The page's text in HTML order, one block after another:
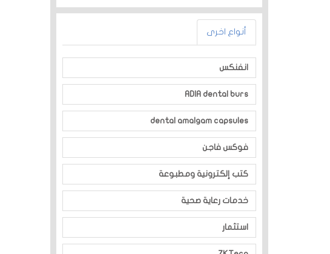
أنواع اخرى
انفنكس
ADIA dental burs
dental amalgam capsules
فوكس فاجن
كتب إلكترونية ومطبوعة
خدمات رعاية صحية
استثمار